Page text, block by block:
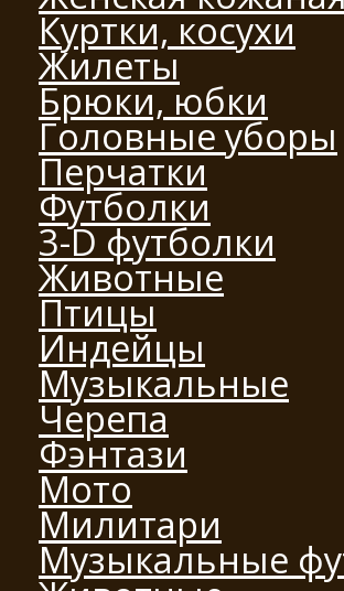
Куртки, косухи
Жилеты
Брюки, юбки
Головные уборы
Перчатки
Футболки
3-D футболки
Животные
Птицы
Индейцы
Музыкальные
Черепа
Фэнтази
Мото
Милитари
Музыкальные